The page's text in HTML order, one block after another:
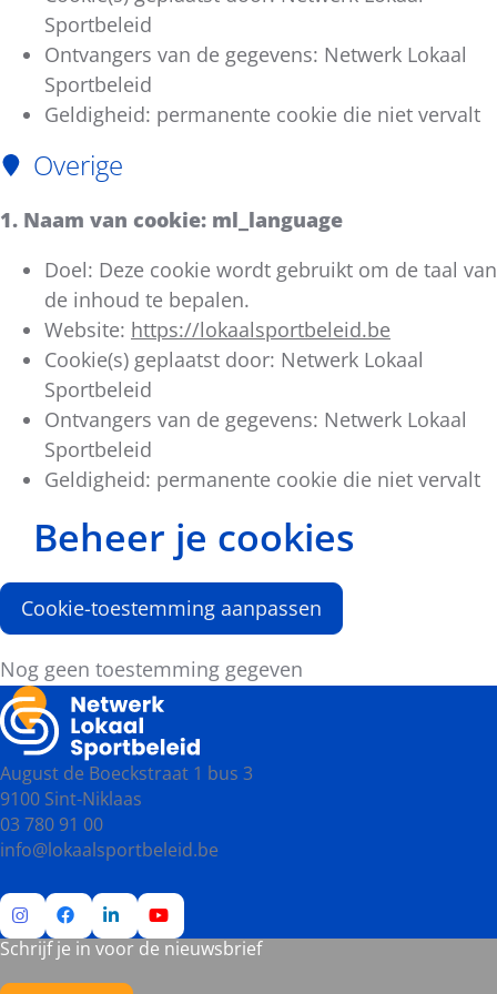
Sportbeleid
Ontvangers van de gegevens: Netwerk Lokaal
Sportbeleid
Geldigheid: permanente cookie die niet vervalt
Overige
1. Naam van cookie: ml_language
Doel: Deze cookie wordt gebruikt om de taal van
de inhoud te bepalen.
Website: https://lokaalsportbeleid.be
Cookie(s) geplaatst door: Netwerk Lokaal
Sportbeleid
Ontvangers van de gegevens: Netwerk Lokaal
Sportbeleid
Geldigheid: permanente cookie die niet vervalt
Beheer je cookies
Cookie-toestemming aanpassen
Nog geen toestemming gegeven
August de Boeckstraat 1 bus 3
9100 Sint-Niklaas
03 780 91 00
info@lokaalsportbeleid.be
Ga
Ga
Ga
Ga
Schrijf je in voor de nieuwsbrief